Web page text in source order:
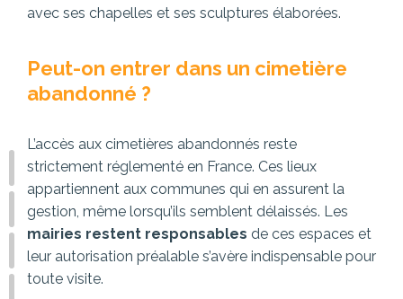
avec ses chapelles et ses sculptures élaborées.
Peut-on entrer dans un cimetière
abandonné ?
L’accès aux cimetières abandonnés reste
strictement réglementé en France. Ces lieux
appartiennent aux communes qui en assurent la
gestion, même lorsqu’ils semblent délaissés. Les
mairies restent responsables de ces espaces et
leur autorisation préalable s’avère indispensable pour
toute visite.